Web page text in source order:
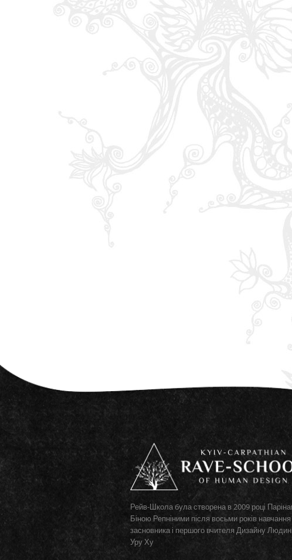
Рейв-Школа була створена в 2009 році
Біною Репніними після восьми років
засновника і першого вчителя Дизайну
Уру Ху